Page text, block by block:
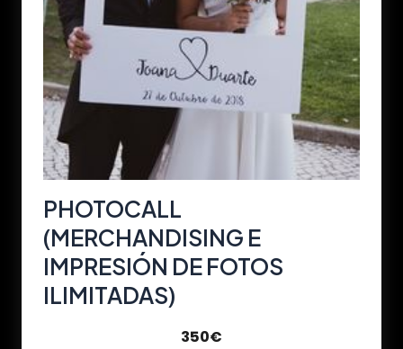
PHOTOCALL
(MERCHANDISING E
IMPRESIÓN DE FOTOS
ILIMITADAS)
350€